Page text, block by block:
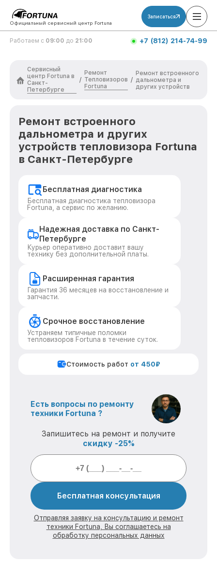
Официальный сервисный центр Fortuna
Записаться
Работаем с 09:00 до 21:00 +7 (812) 214-74-99
Сервисный
центр Fortuna в
Санкт-
Петербурге
/
Ремонт
Тепловизоров
Fortuna
/
Ремонт встроенного
дальнометра и
других устройств
Ремонт встроенного
дальнометра и других
устройств тепловизора Fortuna
в Санкт-Петербурге
Бесплатная диагностика
Бесплатная диагностика тепловизора
Fortuna, а сервис по желанию.
Надежная доставка по Санкт-
Петербурге
Курьер оперативно доставит вашу
технику без дополнительной платы.
Расширенная гарантия
Гарантия 36 месяцев на восстановление и
запчасти.
Срочное восстановление
Устраняем типичные поломки
тепловизоров Fortuna в течение суток.
Стоимость работ от 450₽
Есть вопросы по ремонту
техники Fortuna ?
Запишитесь на ремонт и получите
скидку -25%
Бесплатная консультация
Отправляя заявку на консультацию и ремонт
техники Fortuna, Вы соглашаетесь на
обработку персональных данных